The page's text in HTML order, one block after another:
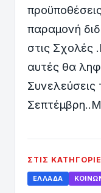
παραμονή
στις Σχολές
αυτές θα
ΣΤΙΣ
ΕΛΛΆΔΑ